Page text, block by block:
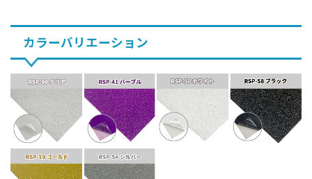
カラーバリエーション